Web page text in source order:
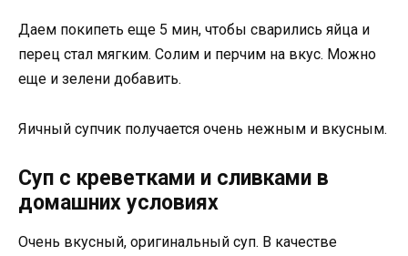
Даем покипеть еще 5 мин, чтобы сварились яйца и
перец стал мягким. Солим и перчим на вкус. Можно
еще и зелени добавить.
Яичный супчик получается очень нежным и вкусным.
Суп с креветками и сливками в
домашних условиях
Очень вкусный, оригинальный суп. В качестве